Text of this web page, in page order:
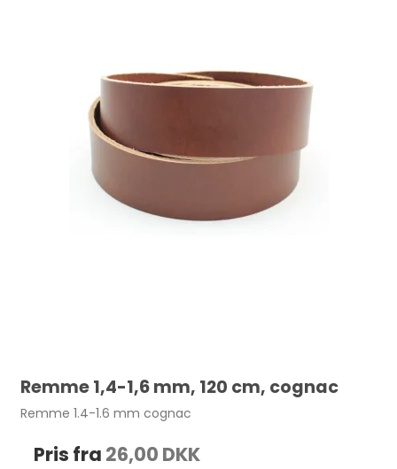
kg
110,00 DKK
Remme 1,4-1,6 mm, 120 cm, cognac
Remme 1.4-1.6 mm cognac
Pris fra 26,00 DKK